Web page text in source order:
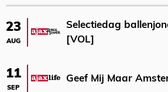
23
AUG
Selectiedag
[VOL]
11
SEP
Geef Mij Maar